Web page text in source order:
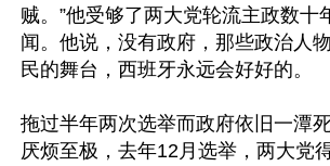
贼。”他受够了两大党轮流主政数十
闻。他说，没有政府，那些政治人
民的舞台，西班牙永远会好好的。
拖过半年两次选举而政府依旧一潭
厌烦至极，去年12月选举，两大党